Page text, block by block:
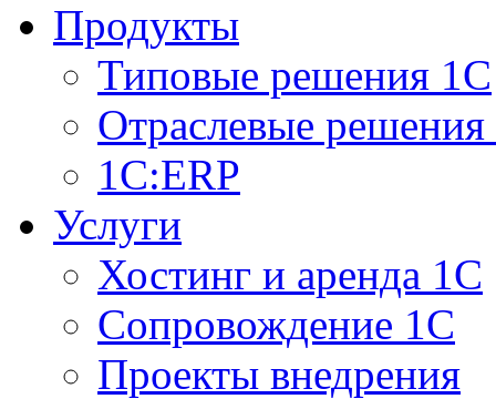
Продукты
Типовые решения 1С
Отраслевые
1C:ERP
Услуги
Хостинг и аренда 1С
Сопровождение 1С
Проекты внедрения